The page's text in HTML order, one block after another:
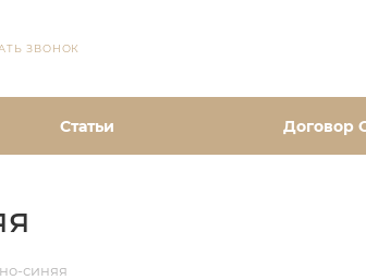
ЗВОНОК
Статьи Договор
синяя